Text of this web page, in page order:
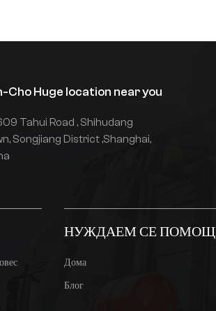
Cho Huge location near you
Tahui Road , Shihudang
Songjiang District ,Shanghai,
НУЖДАЕМ СЕ ПОМОЩ
Дома
Блог